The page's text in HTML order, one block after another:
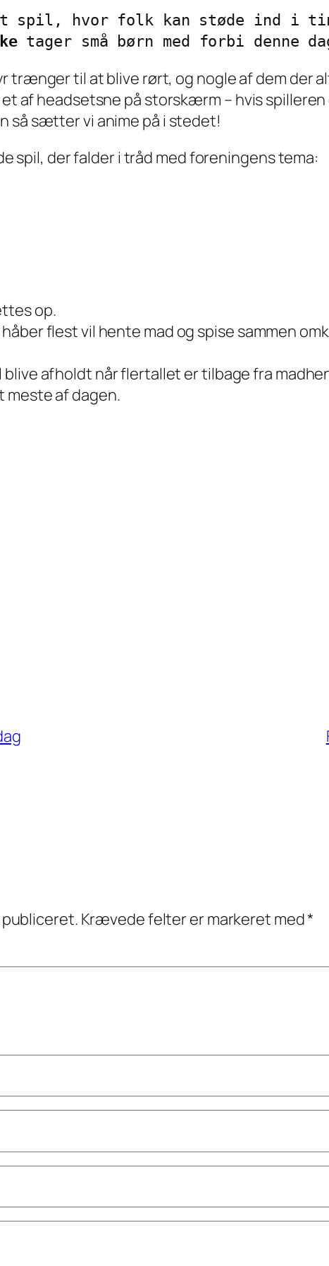
hvor folk kan støde ind i
trænger til at blive rørt, og nogle af dem der
af headsetsne på storskærm – hvis spilleren
så sætter vi anime på i stedet!
spil, der falder i tråd med foreningens tema:
op.
håber flest vil hente mad og spise sammen
blive afholdt når flertallet er tilbage fra
meste af dagen.
publiceret. Krævede felter er markeret med*